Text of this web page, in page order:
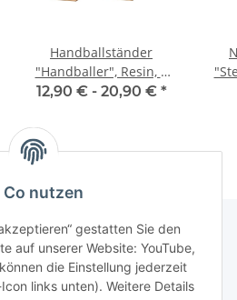
nutzen
gestatten Sie den
auf unserer Website: YouTube,
die Einstellung jederzeit
links unten). Weitere Details
Handballständer
"Handballer", Resin, 3
Größen
12,90 € - 20,90 € *